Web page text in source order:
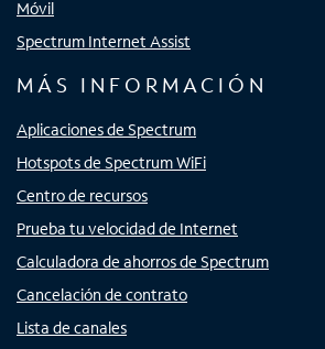
Móvil
Spectrum Internet Assist
MÁS INFORMACIÓN
Aplicaciones de Spectrum
Hotspots de Spectrum WiFi
Centro de recursos
Prueba tu velocidad de Internet
Calculadora de ahorros de Spectrum
Cancelación de contrato
Lista de canales